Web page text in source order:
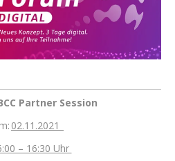
Partner Session
02.11.2021
– 16:30 Uhr